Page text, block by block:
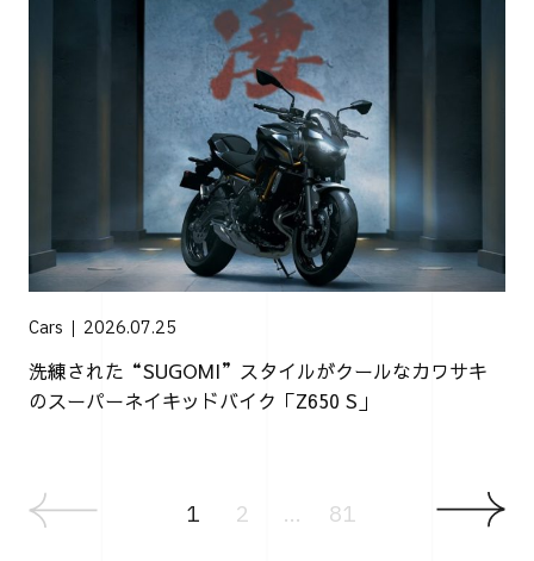
Cars 2026.07.25
洗練された“SUGOMI”スタイルがクールなカワサキ
のスーパーネイキッドバイク「Z650 S」
1 2 ... 81